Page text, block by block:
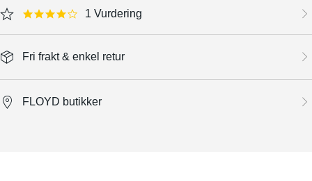
4.0 star rating 1 Vurdering
Fri frakt & enkel retur
FLOYD butikker